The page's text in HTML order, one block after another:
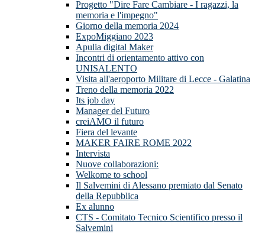
Progetto "Dire Fare Cambiare - I ragazzi, la
memoria e l'impegno"
Giorno della memoria 2024
ExpoMiggiano 2023
Apulia digital Maker
Incontri di orientamento attivo con
UNISALENTO
Visita all'aeroporto Militare di Lecce - Galatina
Treno della memoria 2022
Its job day
Manager del Futuro
creiAMO il futuro
Fiera del levante
MAKER FAIRE ROME 2022
Intervista
Nuove collaborazioni:
Welkome to school
Il Salvemini di Alessano premiato dal Senato
della Repubblica
Ex alunno
CTS - Comitato Tecnico Scientifico presso il
Salvemini